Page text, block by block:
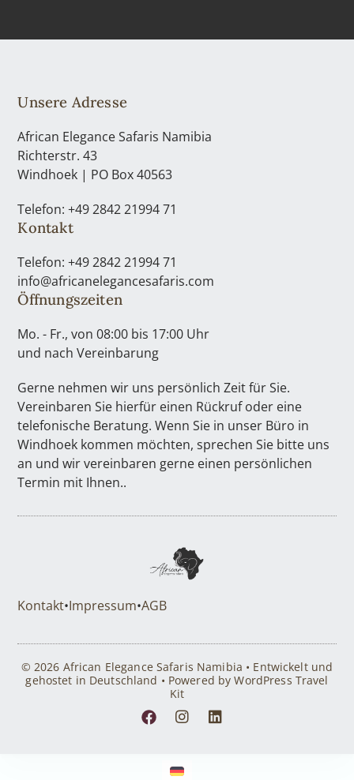
Unsere Adresse
African Elegance Safaris Namibia
Richterstr. 43
Windhoek | PO Box 40563
Telefon: +49 2842 21994 71
Kontakt
Telefon: +49 2842 21994 71
info@africanelegancesafaris.com
Öffnungszeiten
Mo. - Fr., von 08:00 bis 17:00 Uhr
und nach Vereinbarung
Gerne nehmen wir uns persönlich Zeit für Sie.
Vereinbaren Sie hierfür einen Rückruf oder eine
telefonische Beratung. Wenn Sie in unser Büro in
Windhoek kommen möchten, sprechen Sie bitte uns
an und wir vereinbaren gerne einen persönlichen
Termin mit Ihnen..
Kontakt•Impressum•AGB
© 2026 African Elegance Safaris Namibia • Entwickelt und
gehostet in Deutschland • Powered by WordPress Travel
Kit